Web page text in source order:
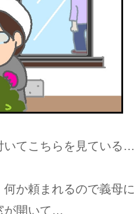
てこちらを見ている…
何か頼まれるので義母
が開いて…